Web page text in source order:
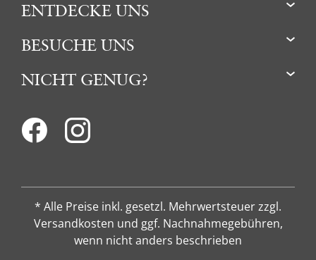
ENTDECKE UNS
BESUCHE UNS
NICHT GENUG?
* Alle Preise inkl. gesetzl. Mehrwertsteuer zzgl.
Versandkosten und ggf. Nachnahmegebühren,
wenn nicht anders beschrieben